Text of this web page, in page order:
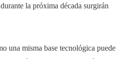
la próxima década surgirán
una misma base tecnológica puede